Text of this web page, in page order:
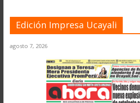
Edición Impresa Ucayali
agosto 7, 2026